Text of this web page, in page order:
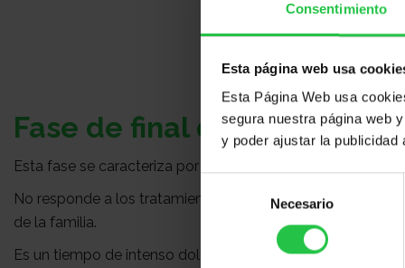
Consentimiento
Esta página web usa
Esta Página Web usa
segura nuestra página web
y poder ajustar la
consentimiento
Necesario
Fase de final de vida
Esta fase se caracteriza por la existencia de enfermedad
No responde a los tratamientos empleados
de la familia.
Es un tiempo de intenso dolor, pero también de